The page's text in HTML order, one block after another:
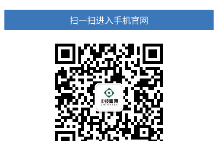
扫一扫进入手机官网